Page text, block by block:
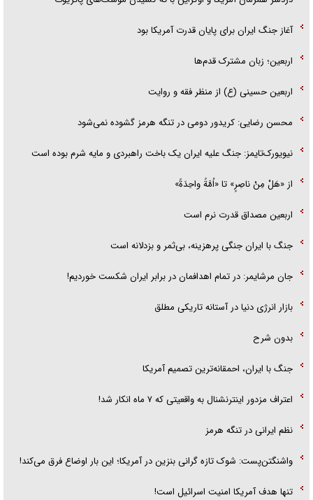
آغاز جنگ ایران برای پایان قدرت آمریکا بود
اربعین؛ زبان مشترک قدم‌ها
اربعین حسینی (ع) از منظر فقه و روایت
محسن رضایی: کریدور دومی در تنگه هرمز گشوده نمی‌شود
نیویورک‌تایمز: جنگ علیه ایران یک باخت راهبردی و مایه شرم بوده است
از «هَلْ مِنْ ناصِرٍ» تا «اُمَّةً واحِدَةً»
اربعین مصداق قدرت نرم است
جنگ با ایران جنگی پرهزینه، بی‌ثمر و بزدلانه است
جان مرشایمر: در تمام اهدافمان در برابر ایران شکست خوردیم!
بازار انرژی دنیا در آستانه تاریکی مطلق
بدون شرح
جنگ با ایران، احمقانه‌ترین تصمیم آمریکا
اعتراف مزدور اینترنشنال به واقعیتی که ۷ ماه انکار شد!
نظم ایرانی در تنگه هرمز
واشنگتن‌پست: شوک تازه گرانی بنزین در آمریکا؛ این بار اوضاع فرق می‌کند!
تنها هدف آمریکا امنیت اسرائیل است!